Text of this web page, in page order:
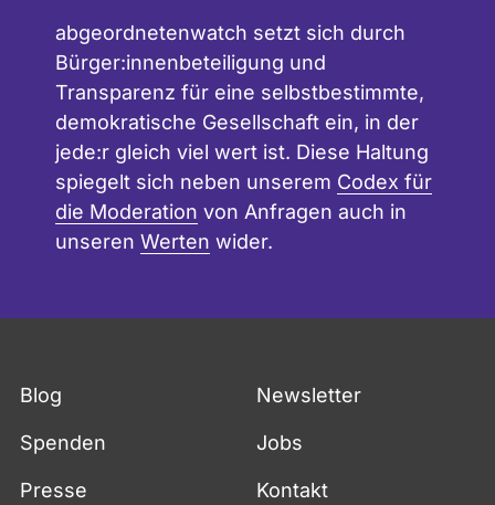
abgeordnetenwatch setzt sich durch
Bürger:innenbeteiligung und
Transparenz für eine selbstbestimmte,
demokratische Gesellschaft ein, in der
jede:r gleich viel wert ist. Diese Haltung
spiegelt sich neben unserem Codex für
die Moderation von Anfragen auch in
unseren Werten wider.
Blog Newsletter
Spenden Jobs
Presse Kontakt